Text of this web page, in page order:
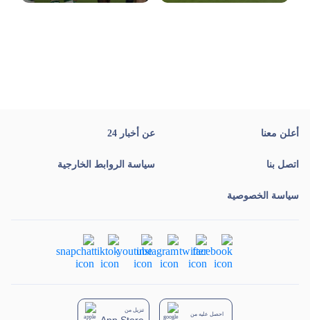
أعلن معنا عن أخبار 24
اتصل بنا سياسة الروابط الخارجية
سياسة الخصوصية
تنزيل من
احصل عليه من